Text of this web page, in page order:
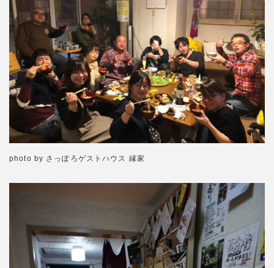
photo by さっぽろゲストハウス 縁家